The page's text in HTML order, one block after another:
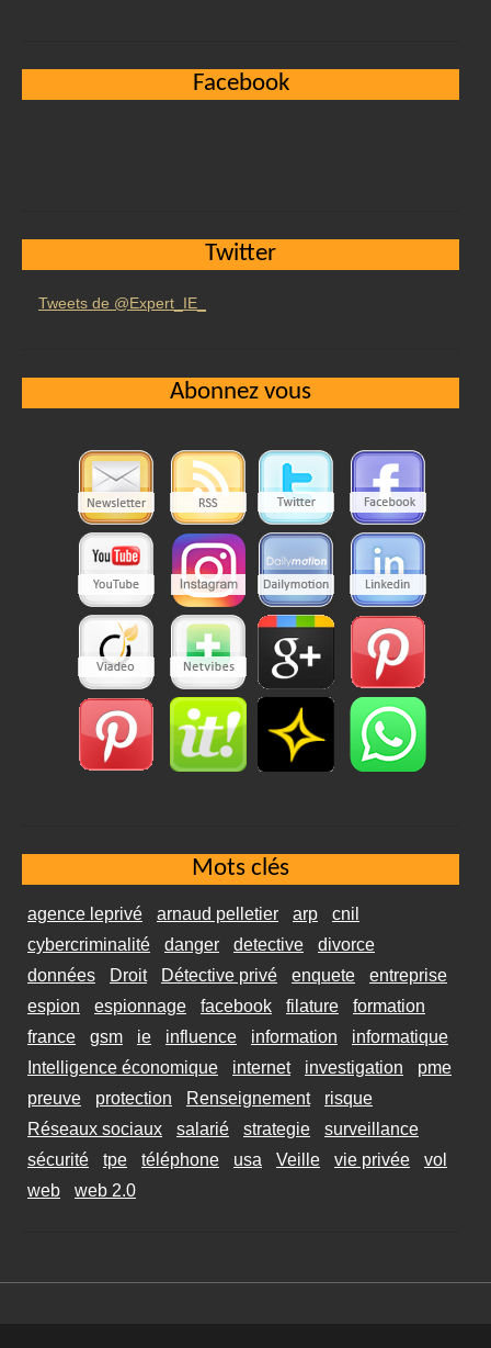
Facebook
Twitter
Tweets de @Expert_IE_
Abonnez vous
Mots clés
agence leprivé arnaud pelletier arp
cnil
cybercriminalité
danger detective
divorce
données
Droit Détective privé enquete
entreprise
espion
espionnage facebook filature
formation
france
gsm ie influence information
informatique
Intelligence économique
internet investigation
pme
preuve
protection Renseignement
risque
Réseaux sociaux
salarié strategie
surveillance
sécurité
tpe téléphone usa Veille vie privée
vol
web
web 2.0